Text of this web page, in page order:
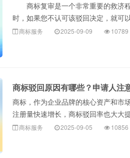
商标复审是一个非常重要的救济程
时，如果您不认可该驳回决定，就可
商标服务 2025-09-09 10789
商标驳回原因有哪些？申请人注
商标，作为企业品牌的核心资产和市
注册量快速增长，商标驳回率也大大提
商标服务 2025-09-05 10856